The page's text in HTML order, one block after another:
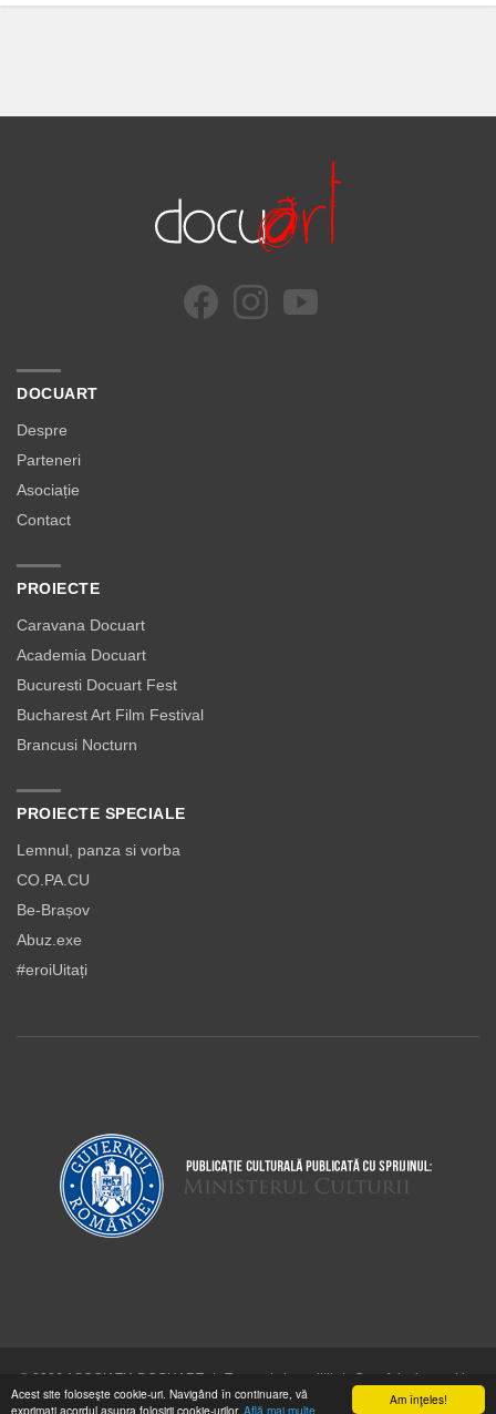
Am înţeles!
Acest site foloseşte cookie-uri. Navigând în continuare, vă
exprimaţi acordul asupra folosirii cookie-urilor. Află mai multe
DOCUART
Despre
Parteneri
Asociație
Contact
PROIECTE
Caravana Docuart
Academia Docuart
Bucuresti Docuart Fest
Bucharest Art Film Festival
Brancusi Nocturn
PROIECTE SPECIALE
Lemnul, panza si vorba
CO.PA.CU
Be-Brașov
Abuz.exe
#eroiUitați
© 2026 ASOCIAŢIA DOCUART | Termeni şi condiţii |
Cum folosim cookie-
urile